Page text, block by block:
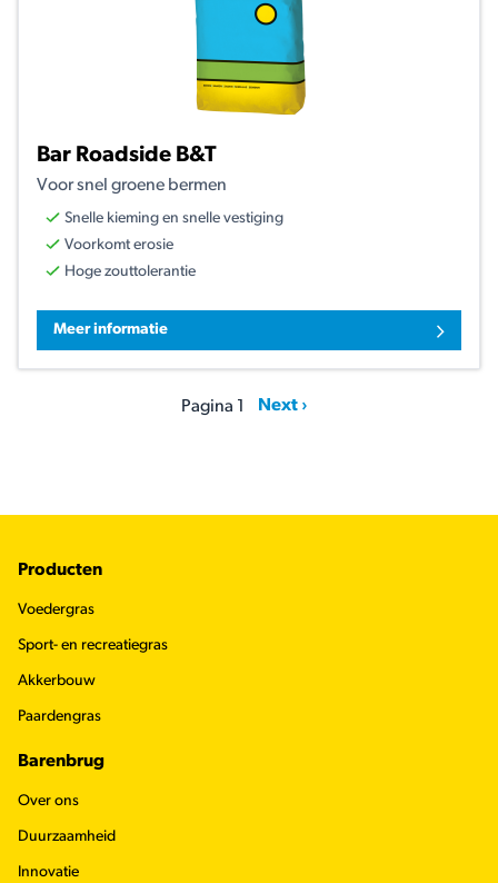
Bar Roadside B&T
Voor snel groene bermen
Snelle kieming en snelle vestiging
Voorkomt erosie
Hoge zouttolerantie
Meer informatie
Pagina 1 Volgende pagina
Next ›
Footer
Producten
Voedergras
Sport- en recreatiegras
Akkerbouw
Paardengras
Barenbrug
Over ons
Duurzaamheid
Innovatie